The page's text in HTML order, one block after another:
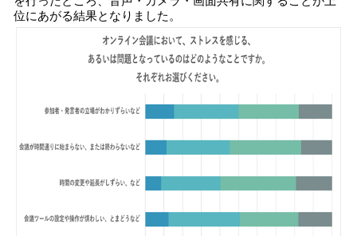
位にあがる結果となりました。